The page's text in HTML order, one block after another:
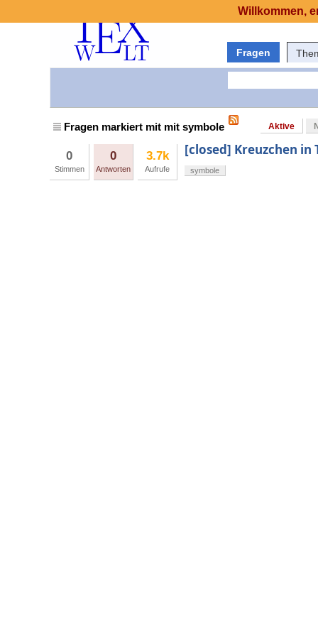
Fragen
Fragen markiert mit mit symbole Aktive
0
Stimmen
0
Antworten
3.7k
Aufrufe
[closed] Kreuzchen
symbole
Willkommen,